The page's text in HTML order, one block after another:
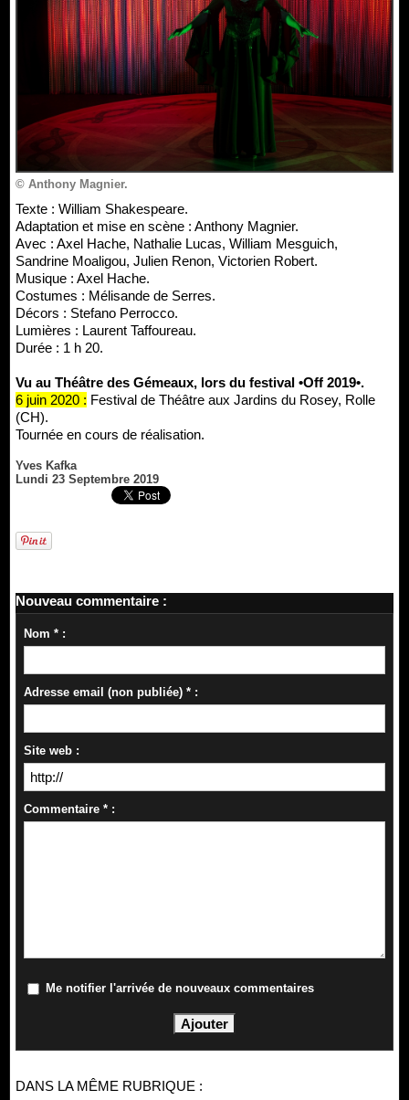
© Anthony Magnier.
Texte : William Shakespeare.
Adaptation et mise en scène : Anthony Magnier.
Avec : Axel Hache, Nathalie Lucas, William Mesguich,
Sandrine Moaligou, Julien Renon, Victorien Robert.
Musique : Axel Hache.
Costumes : Mélisande de Serres.
Décors : Stefano Perrocco.
Lumières : Laurent Taffoureau.
Durée : 1 h 20.
Vu au Théâtre des Gémeaux, lors du festival •Off 2019•.
6 juin 2020 : Festival de Théâtre aux Jardins du Rosey, Rolle
(CH).
Tournée en cours de réalisation.
Yves Kafka
Lundi 23 Septembre 2019
Nouveau commentaire :
Nom * :
Adresse email (non publiée) * :
Site web :
Commentaire * :
Me notifier l'arrivée de nouveaux commentaires
DANS LA MÊME RUBRIQUE :